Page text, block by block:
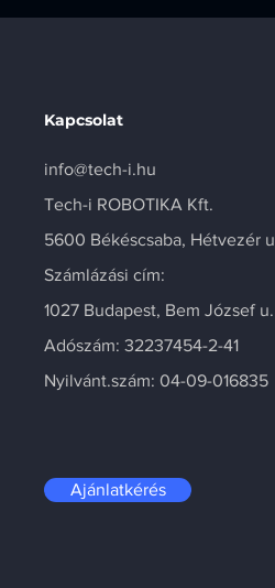
Kapcsolat
info@tech-i.hu
Tech-i ROBOTIKA Kft.
5600 Békéscsaba, Hétvezér
Számlázási cím:
1027 Budapest, Bem József
Adószám: 32237454-2-41
Nyilvánt.szám: 04-09-016835
Ajánlatkérés